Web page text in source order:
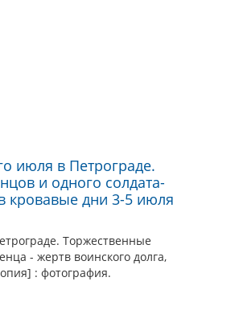
июля в Петрограде.
и одного солдата-
кровавые дни 3-5 июля
Торжественные
- жертв воинского долга,
: фотография.